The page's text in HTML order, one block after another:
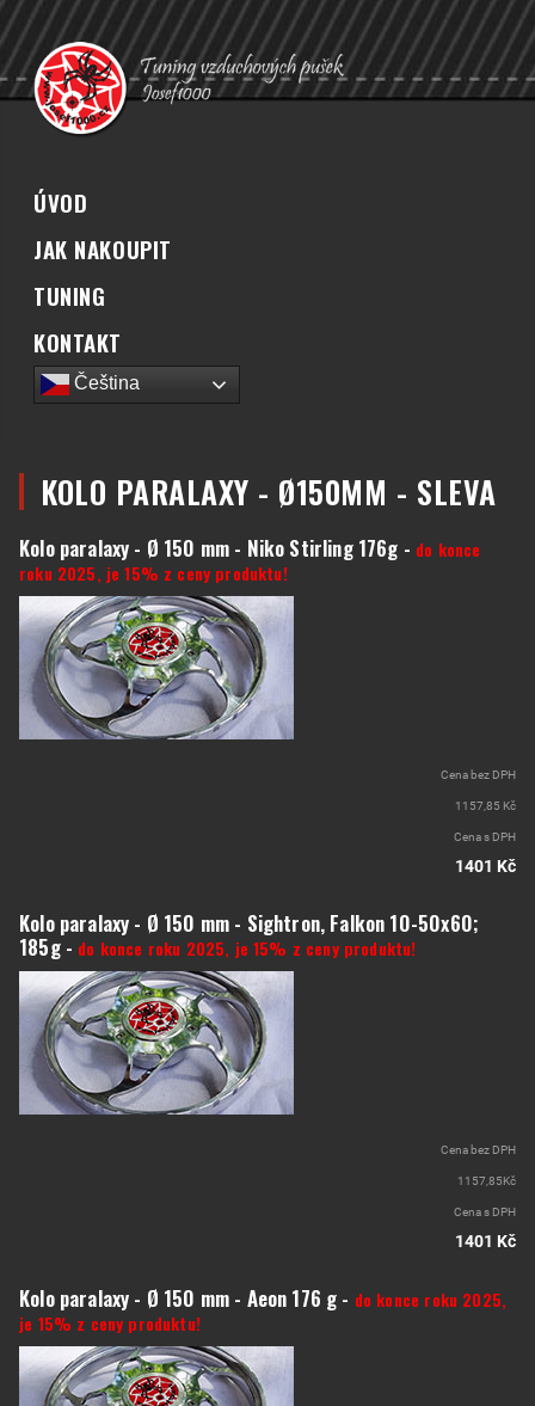
ÚVOD
JAK NAKOUPIT
TUNING
KONTAKT
Čeština‎
KOLO PARALAXY - Ø150MM - SLEVA
Kolo paralaxy - Ø 150 mm - Niko Stirling 176g - do konce
roku 2025, je 15% z ceny produktu!
Cena bez DPH
1157,85 Kč
Cena s DPH
1401 Kč
Kolo paralaxy - Ø 150 mm - Sightron, Falkon 10-50x60;
185g - do konce roku 2025, je 15% z ceny produktu!
Cena bez DPH
1157,85Kč
Cena s DPH
1401 Kč
Kolo paralaxy - Ø 150 mm - Aeon 176 g - do konce roku 2025,
je 15% z ceny produktu!